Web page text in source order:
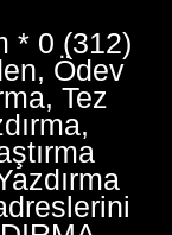
* 0 (312)
Ödev
Tez